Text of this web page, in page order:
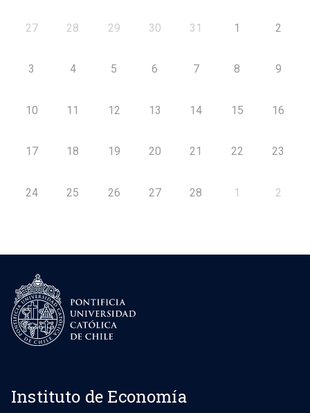
27 28 29 30 31 1 2
3 4 5 6 7 8 9
10 11 12 13 14 15 16
17 18 19 20 21 22 23
24 25 26 27 28 1 2
Instituto de Economía